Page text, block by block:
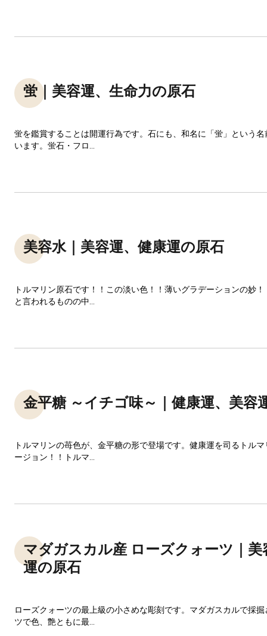
蛍｜美容運、生命力の原石
蛍を鑑賞することは開運行為です。石にも、和名に「蛍」という
います。蛍石・フロ...
美容水｜美容運、健康運の原石
トルマリン原石です！！この淡い色！！薄いグラデーションの妙
と言われるものの中...
金平糖 ～イチゴ味～｜健康運、美容
トルマリンの苺色が、金平糖の形で登場です。健康運を司るトル
ージョン！！トルマ...
マダガスカル産 ローズクォーツ｜美
運の原石
ローズクォーツの最上級の小さめな彫刻です。マダガスカルで採
ツで色、艶ともに最...